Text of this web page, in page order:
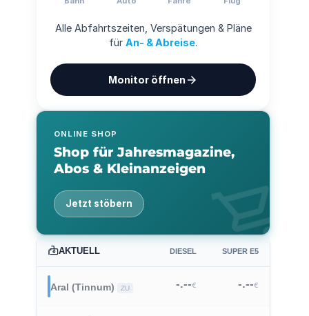
Alle Abfahrtszeiten, Verspätungen & Pläne
für An- & Abreise.
Monitor öffnenarrow_forward
shopping_cart
ONLINE SHOP
Shop für Jahresmagazine,
Abos & Kleinanzeigen
Jetzt stöbern
AKTUELL DIESEL SUPER E5
Aral (Tinnum) ZU -.--€ -.--€